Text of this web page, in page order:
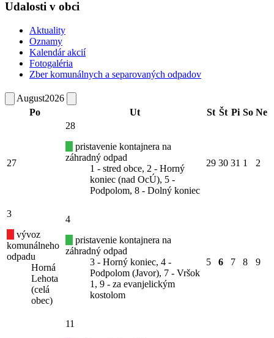
Udalosti v obci
Aktuality
Oznamy
Kalendár akcií
Fotogaléria
Zber komunálnych a separovaných odpadov
August2026
Po
Ut St Št Pi So Ne
27
28
pristavenie kontajnera na
záhradný odpad
1 - stred obce, 2 - Horný
koniec (nad OcÚ), 5 -
Podpolom, 8 - Dolný koniec
29 30 31 1 2
3
vývoz
komunálneho
odpadu
Horná
Lehota
(celá
obec)
4
pristavenie kontajnera na
záhradný odpad
3 - Horný koniec, 4 -
Podpolom (Javor), 7 - Vršok
1, 9 - za evanjelickým
kostolom
5 6 7 8 9
11